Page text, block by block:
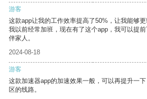
游客
这款app让我的工作效率提高了50%，让我能够更
我以前经常加班，现在有了这个app，我可以提
伴家人。
2024-08-18
游客
这款加速器app的加速效果一般，可以再提升一
区的线路。